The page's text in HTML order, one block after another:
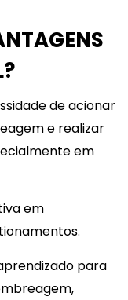
de acionar
e realizar
em
em
para